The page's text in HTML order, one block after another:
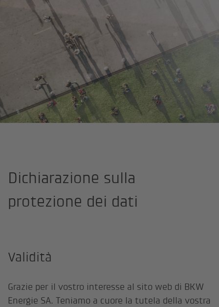
Dichiarazione sulla
protezione dei dati
Validità
Grazie per il vostro interesse al sito web di BKW
Energie SA. Teniamo a cuore la tutela della vostra